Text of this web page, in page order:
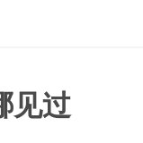
见过